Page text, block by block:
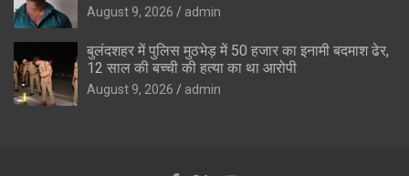
August 9, 2026 admin
बुलंदशहर में पुलिस मुठभेड़ में 50 हजार का इनामी बदमाश ढेर,
12 साल की बच्ची की हत्या का था आरोपी
August 9, 2026 admin